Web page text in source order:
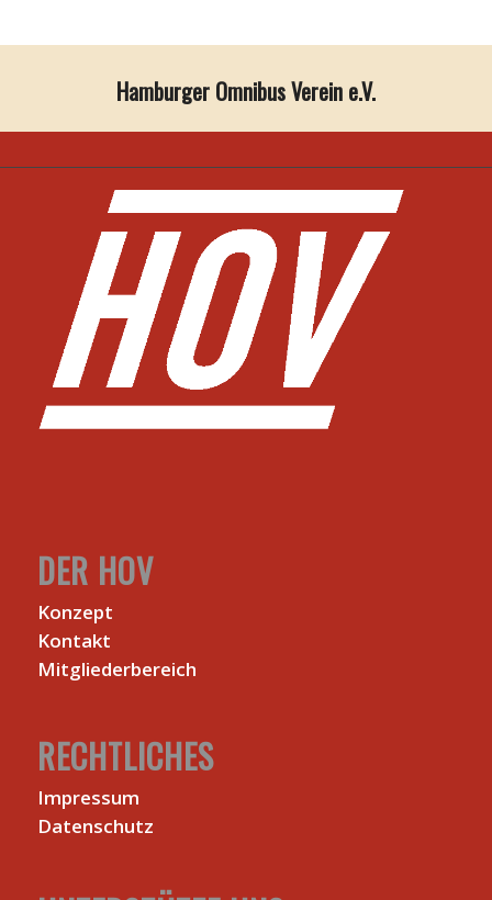
Hamburger Omnibus Verein e.V.
DER HOV
Konzept
Kontakt
Mitgliederbereich
RECHTLICHES
Impressum
Datenschutz